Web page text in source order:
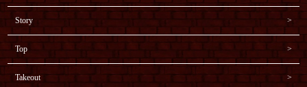
Story
Top
Takeout